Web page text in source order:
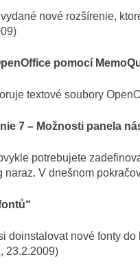
nové rozšírenie,
pomocí
textové soubory
7 – Možnosti panela
potrebujete
naraz. V dnešnom
doinstalovat nové fonty
, 23.2.2009)